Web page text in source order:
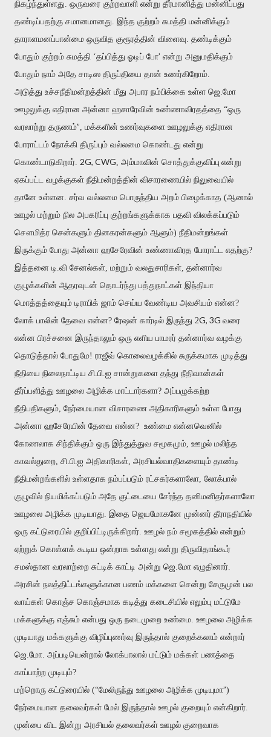
நிகழ்ந்துள்ளது. ஒருவரை குற்றவாளி என்று தீர்மானித்து மன்னிப்பது
தண்டிப்பதற்கு சமானமானது. இந்த குற்றம் சுமத்தி மன்னிக்கும்
தாராளமனப்பான்மை ஒருவித குரூரத்தின் விளைவு. தண்டிக்கும்
போதும் குற்றம் சுமத்தி ‘தப்பித்து ஓடிப் போ’ என்று அனுமதிக்கும்
போதும் நாம் அதே சாடிஸ திருப்தியை தான் உணர்கிறோம்.
அடுத்து உச்சநீதிமன்றத்தின் மீது அபார நம்பிக்கை உள்ள ஜெ.மோ
ஊழலுக்கு எதிரான அன்னா ஹசாரேவின் உண்ணாவிரதத்தை “ஒரு
வரலாற்று தருணம்” , மக்களின் உணர்வுகளை ஊழலுக்கு எதிரான
போராட்டம் நோக்கி திருப்பும் வல்லமை கொண்டது என்று
கொண்டாடுகிறார். 2G, CWG , அம்மாவின் சொத்துக்குவிப்பு என்று
ஏகப்பட்ட வழக்குகள் நீதிமன்றத்தின் விசாரணையில் நிலுவையில்
தானே உள்ளன. சர்வ வல்லமை பொருந்திய அறம் பிழைக்காத (ஆனால்
ஊழல் மற்றும் நில அபகரிப்பு குற்றங்களுக்காக பதவி விலக்கப்படும்
சௌமித்ர சென்களும் தினகரன்களும் ஆளும்) நீதிமன்றங்கள்
இருக்கும் போது அன்னா ஹசேரேவின் உண்ணாவிரத போராட்ட எதற்கு?
இத்தனை டி.வி சேனல்கள், மற்றும் வலதுசாரிகள், தன்னார்வ
குழுக்களின் ஆதரவுடன் தொடர்ந்து பத்துநாட்கள் இந்தியா
மொத்தத்தையும் டிராபிக் ஜாம் செய்ய வேண்டிய அவசியம் என்ன?
லோக் பாலின் தேவை என்ன? ரேஷன் கார்டில் இருந்து 2G, 3G வரை
என்ன பிரச்சனை இருந்தாலும் ஒரு எளிய பாமரர் தன்னார்வ வழக்கு
தொடுத்தால் போதுமே! ராஜீவ் கொலைவழக்கில் சுருக்கமாக முடித்து
நீதியை நிலைநாட்டிய சி.பி.ஐ சான்றுகளை தந்து நீதிவான்கள்
தீர்ப்பளித்து ஊழலை அழிக்க மாட்டார்களா? அப்பழுக்கற்ற
நீதிபதிகளும், நேர்மையான விசாரணை அதிகாரிகளும் உள்ள போது
அன்னா ஹசேரேயின் தேவை என்ன? உண்மை என்னவெனில்
கோணலாக சிந்திக்கும் ஒரு இந்துத்துவ சமூகமும், ஊழல் மலிந்த
காவல்துறை, சி.பி.ஐ அதிகாரிகள், அரசியல்வாதிகளையும் தாண்டி
நீதிமன்றங்களில் உள்ளதாக நம்பப்படும் ரட்சகர்களாலோ, லோக்பால்
குழுவில் நியமிக்கப்படும் அதே குட்டையை சேர்ந்த தனிமனிதர்களாலோ
ஊழலை அழிக்க முடியாது. இதை ஜெயமோகனே முன்னர் தீராநதியில்
ஒரு கட்டுரையில் குறிப்பிட்டிருக்கிறார். ஊழல் நம் சமூகத்தில் என்றும்
ஏற்றுக் கொள்ளக் கூடிய ஒன்றாக உள்ளது என்று திருவிதாங்கூர்
சமஸ்தான வரலாற்றை சுட்டிக் காட்டி அன்று ஜெ.மோ எழுதினார்.
அரசின் நலத்திட்டங்களுக்கான பணம் மக்களை சென்று சேருமுன் பல
வாய்கள் கொஞ்ச கொஞ்சமாக கடித்து கடைசியில் எலும்பு மட்டுமே
மக்களுக்கு எஞ்சும் என்பது ஒரு நடைமுறை உண்மை. ஊழலை அழிக்க
முடியாது மக்களுக்கு விழிப்புணர்வு இருந்தால் குறைக்கலாம் என்றார்
ஜெ.மோ. அப்படியென்றால் லோக்பாலால் மட்டும் மக்கள் பணத்தை
காப்பாற்ற முடியும்?
மற்றொரு கட்டுரையில் (“மேலிருந்து ஊழலை அழிக்க முடியுமா”)
நேர்மையான தலைவர்கள் மேல் இருந்தால் ஊழல் குறையும் என்கிறார்.
முன்பை விட இன்று அரசியல் தலைவர்கள் ஊழல் குறைவாக